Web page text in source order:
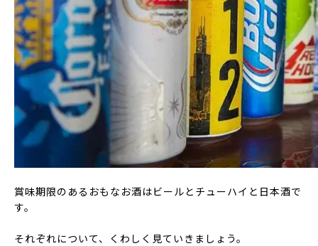
賞味期限のあるおもなお酒はビールとチューハイと日本酒で
す。
それぞれについて、くわしく見ていきましょう。